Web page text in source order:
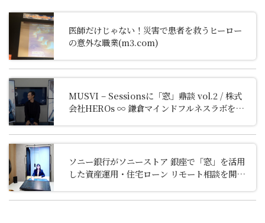
医師だけじゃない！災害で患者を救うヒーロー
の意外な職業(m3.com)
MUSVI – Sessionsに「窓」鼎談 vol.2 / 株式
会社HEROs ∞ 鎌倉マインドフルネスラボを掲
ソニー銀行がソニーストア 銀座で「窓」を活用
した資産運用・住宅ローン リモート相談を開始